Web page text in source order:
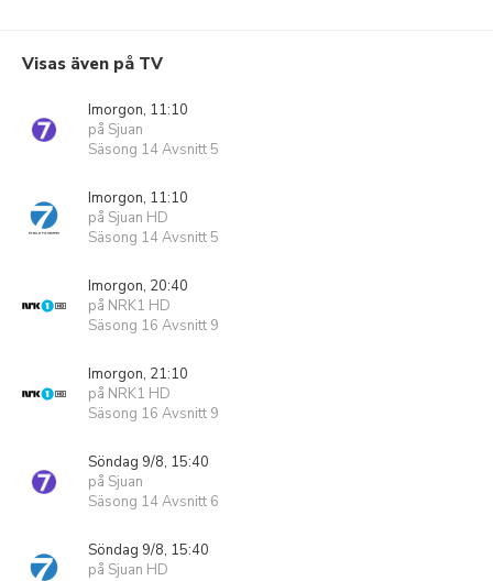
Visas även på TV
Imorgon, 11:10
på Sjuan
Säsong 14 Avsnitt 5
Imorgon, 11:10
på Sjuan HD
Säsong 14 Avsnitt 5
Imorgon, 20:40
på NRK1 HD
Säsong 16 Avsnitt 9
Imorgon, 21:10
på NRK1 HD
Säsong 16 Avsnitt 9
Söndag 9/8, 15:40
på Sjuan
Säsong 14 Avsnitt 6
Söndag 9/8, 15:40
på Sjuan HD